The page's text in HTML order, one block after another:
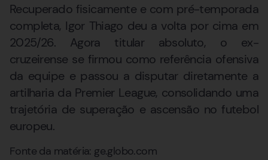
Recuperado fisicamente e com pré-temporada
completa, Igor Thiago deu a volta por cima em
2025/26. Agora titular absoluto, o ex-
cruzeirense se firmou como referência ofensiva
da equipe e passou a disputar diretamente a
artilharia da Premier League, consolidando uma
trajetória de superação e ascensão no futebol
europeu.
Fonte da matéria: ge.globo.com